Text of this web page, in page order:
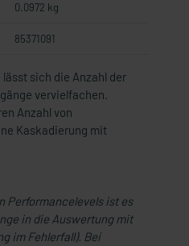
0.0972 kg
85371091
sich die Anzahl der
vervielfachen.
Anzahl von
Kaskadierung mit
Performancelevels ist es
in die Auswertung mit
im Fehlerfall). Bei